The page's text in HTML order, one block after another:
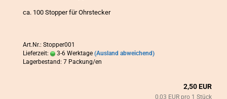
ca. 100 Stop­per für Ohr­ste­cker
Art.Nr.: Stopper001
Lieferzeit:
3-6 Werktage (Ausland abweichend)
Lagerbestand: 7 Packung/en
2,50 EUR
0,03 EUR pro 1 Stück